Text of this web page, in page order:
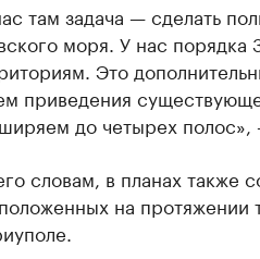
там задача — сделать
моря. У нас
Это
приведения
до четырех полос»,
словам, в планах также
на протяжении